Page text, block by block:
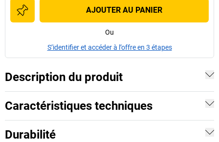
AJOUTER AU PANIER
Ou
S’identifier et accéder à l’offre en 3 étapes
Description du produit
Caractéristiques techniques
Durabilité